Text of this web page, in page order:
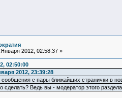
2012, 02:58:37 »
02:50:00
2012, 23:39:28
с пары ближайших странички в
сделать? Ведь вы - модератор этого раздела.